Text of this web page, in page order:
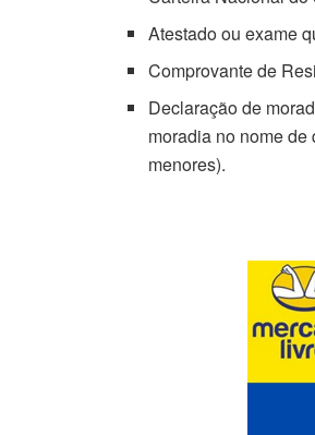
Atestado ou exame
Comprovante de
Declaração de
moradia no nome
menores).